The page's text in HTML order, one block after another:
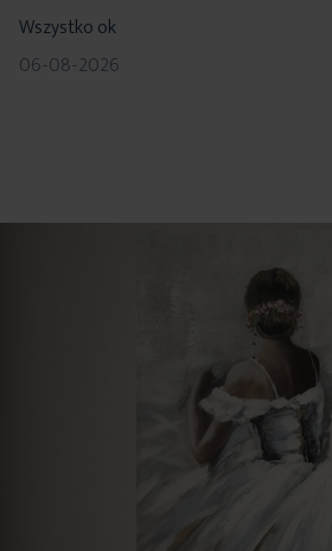
Wszystko ok
06-08-2026